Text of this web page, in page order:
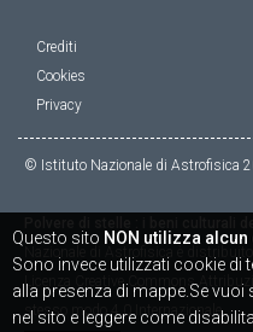
Crediti
Cookies
Privacy
© Istituto Nazionale di Astrofisica
Licenza
Creative Commons
stesso modo 4.0 Internazionale
Questo sito NON utilizza
Sono invece utilizzati cookie di
alla presenza di mappe.Se
nel sito e leggere come